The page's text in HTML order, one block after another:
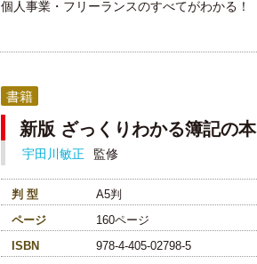
個人事業・フリーランスのすべてがわかる！
書籍
新版 ざっくりわかる簿記の本
宇田川敏正 監修
判 型
A5判
ページ
160ページ
ISBN
978-4-405-02798-5